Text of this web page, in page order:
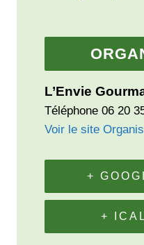
L’Envie
Téléphone 06 20
Voir le site
+
+